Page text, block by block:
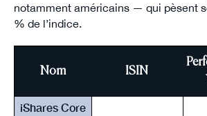
notamment américains — qui pèsent
% de l’indice.
Nom ISIN
iShares Core